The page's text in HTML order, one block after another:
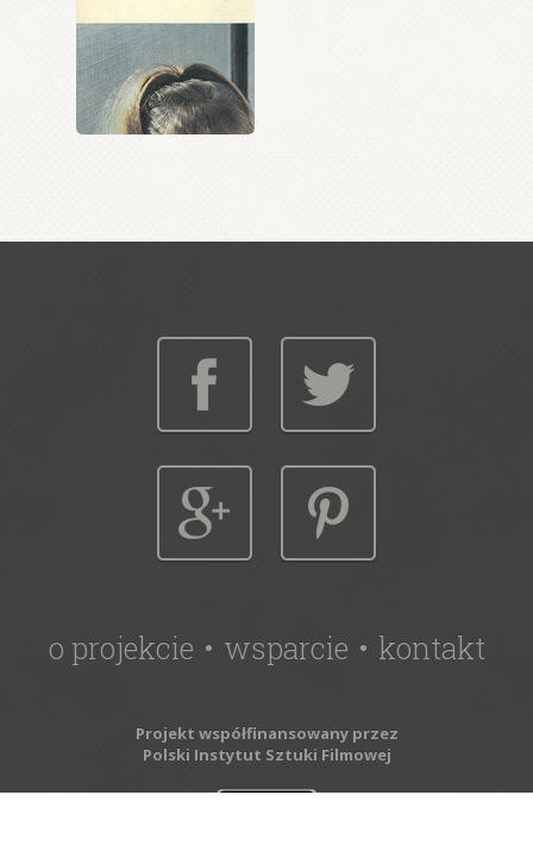
o projekcie wsparcie kontakt
Projekt współfinansowany przez